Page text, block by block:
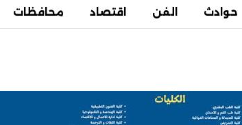
حوادث الفن اقتصاد محافظات